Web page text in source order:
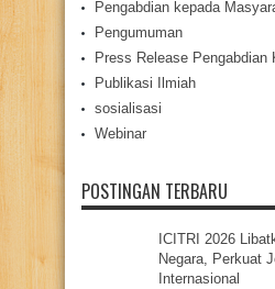
Pengabdian kepada
Pengumuman
Press Release Pengabdian
Publikasi Ilmiah
sosialisasi
Webinar
POSTINGAN TERBARU
ICITRI 2026
Negara, Perkuat
Internasional